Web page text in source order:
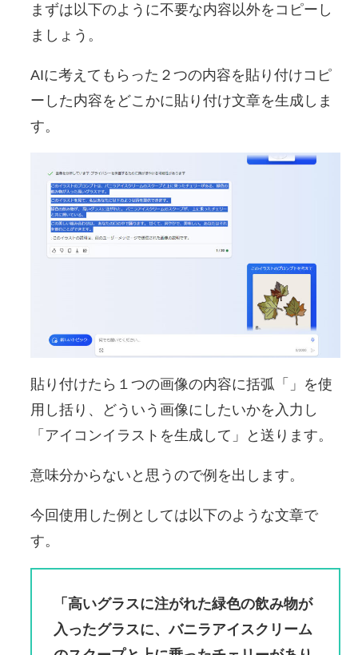
まずは以下のように不要な内容以外をコピーし
ましょう。
AIに考えてもらった２つの内容を貼り付けコピ
ーした内容をどこかに貼り付け文章を生成しま
す。
貼り付けたら１つの画像の内容に括弧「」を使
用し括り、どういう画像にしたいかを入力し
「アイコンイラストを生成して」と送ります。
意味分からないと思うので例を出します。
今回使用した例としては以下のような文章で
す。
「高いグラスに注がれた緑色の飲み物が
入ったグラスに、バニラアイスクリーム